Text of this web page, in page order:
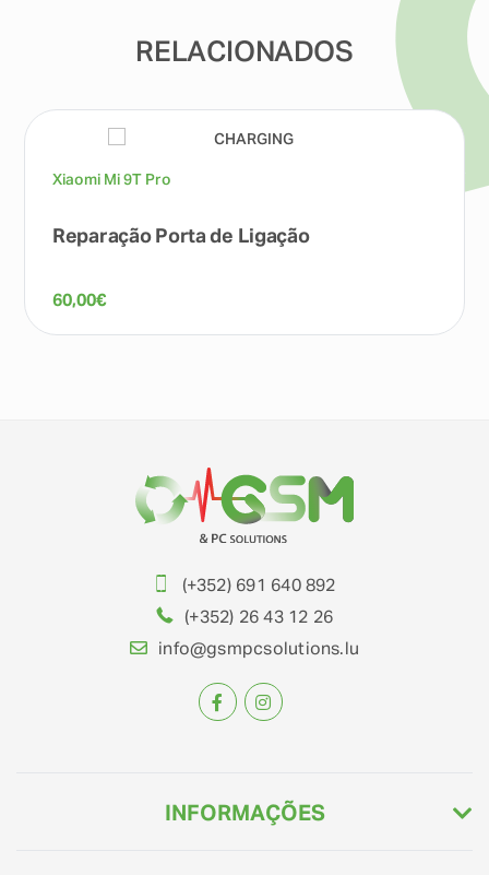
RELACIONADOS
Xiaomi Mi 9T Pro
Reparação Porta de Ligação
60,00€
(+352) 691 640 892
(+352) 26 43 12 26
info@gsmpcsolutions.lu
INFORMAÇÕES